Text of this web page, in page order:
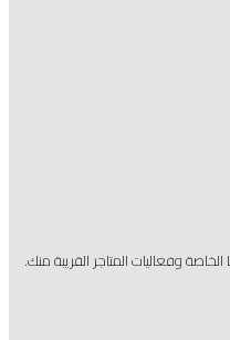
وفعاليات المتاجر القريبة منك.